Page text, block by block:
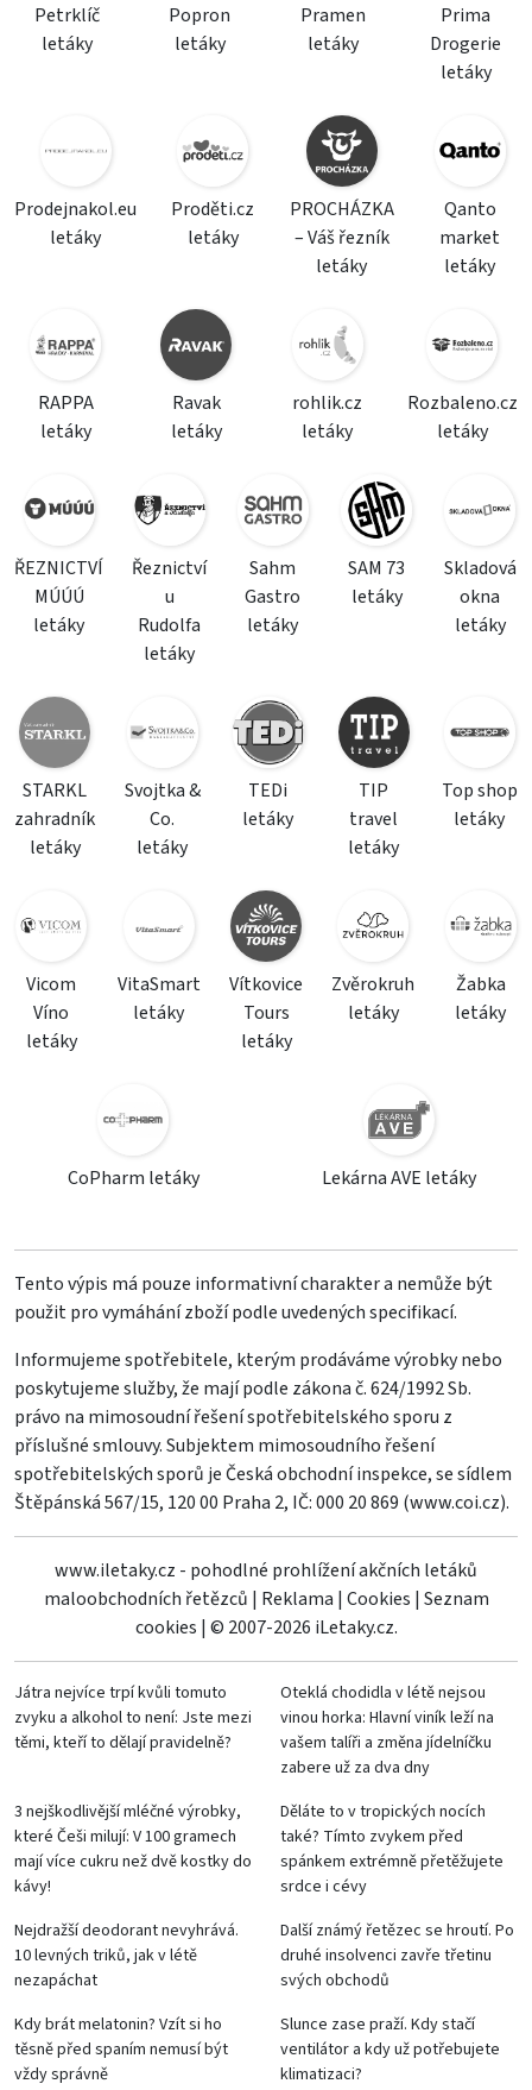
Petrklíč
letáky
Popron
letáky
Pramen
letáky
Prima
Drogerie
letáky
Prodejnakol.eu
letáky
Proděti.cz
letáky
PROCHÁZKA
– Váš řezník
letáky
Qanto
market
letáky
RAPPA
letáky
Ravak
letáky
rohlik.cz
letáky
Rozbaleno.cz
letáky
ŘEZNICTVÍ
MÚÚÚ
letáky
Řeznictví
u
Rudolfa
letáky
Sahm
Gastro
letáky
SAM 73
letáky
Skladová
okna
letáky
STARKL
zahradník
letáky
Svojtka &
Co.
letáky
TEDi
letáky
TIP
travel
letáky
Top shop
letáky
Vicom
Víno
letáky
VitaSmart
letáky
Vítkovice
Tours
letáky
Zvěrokruh
letáky
Žabka
letáky
CoPharm letáky Lekárna AVE letáky
Tento výpis má pouze informativní charakter a nemůže být
použit pro vymáhání zboží podle uvedených specifikací.
Informujeme spotřebitele, kterým prodáváme výrobky nebo
poskytujeme služby, že mají podle zákona č. 624/1992 Sb.
právo na mimosoudní řešení spotřebitelského sporu z
příslušné smlouvy. Subjektem mimosoudního řešení
spotřebitelských sporů je Česká obchodní inspekce, se sídlem
Štěpánská 567/15, 120 00 Praha 2, IČ: 000 20 869 (www.coi.cz).
www.iletaky.cz - pohodlné prohlížení akčních letáků
maloobchodních řetězců | Reklama | Cookies | Seznam
cookies | © 2007-2026 iLetaky.cz.
Játra nejvíce trpí kvůli tomuto
zvyku a alkohol to není: Jste mezi
těmi, kteří to dělají pravidelně?
Oteklá chodidla v létě nejsou
vinou horka: Hlavní viník leží na
vašem talíři a změna jídelníčku
zabere už za dva dny
3 nejškodlivější mléčné výrobky,
které Češi milují: V 100 gramech
mají více cukru než dvě kostky do
kávy!
Děláte to v tropických nocích
také? Tímto zvykem před
spánkem extrémně přetěžujete
srdce i cévy
Nejdražší deodorant nevyhrává.
10 levných triků, jak v létě
nezapáchat
Další známý řetězec se hroutí. Po
druhé insolvenci zavře třetinu
svých obchodů
Kdy brát melatonin? Vzít si ho
těsně před spaním nemusí být
vždy správně
Slunce zase praží. Kdy stačí
ventilátor a kdy už potřebujete
klimatizaci?